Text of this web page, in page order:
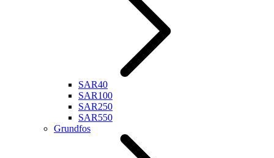
SAR40
SAR100
SAR250
SAR550
Grundfos